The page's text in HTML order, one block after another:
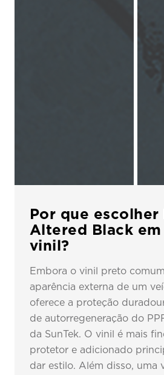
Por que escolher
Altered Black
vinil?
Embora o vinil preto
aparência externa de um
oferece a proteção
de autorregeneração do
da SunTek. O vinil é mais
protetor e adicionado
dar estilo. Além disso, uma